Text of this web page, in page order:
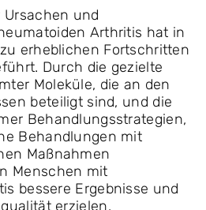
Ursachen und
Arthritis hat in
erheblichen Fortschritten
Durch die gezielte
Moleküle, die an den
beteiligt sind, und die
Behandlungsstrategien,
Behandlungen mit
Maßnahmen
Menschen mit
bessere Ergebnisse und
erzielen.